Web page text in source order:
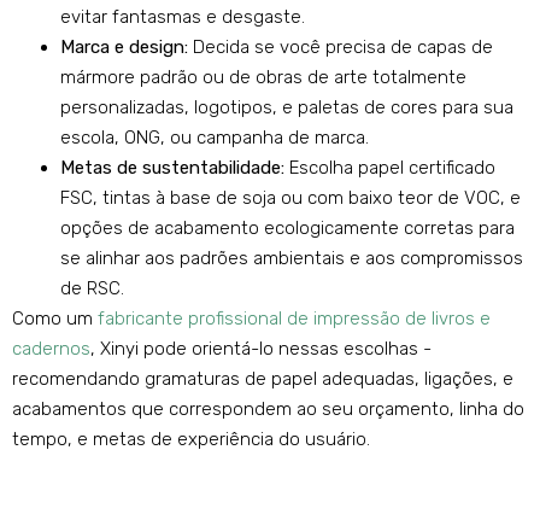
evitar fantasmas e desgaste.
Marca e design: Decida se você precisa de capas de
mármore padrão ou de obras de arte totalmente
personalizadas, logotipos, e paletas de cores para sua
escola, ONG, ou campanha de marca.
Metas de sustentabilidade: Escolha papel certificado
FSC, tintas à base de soja ou com baixo teor de VOC, e
opções de acabamento ecologicamente corretas para
se alinhar aos padrões ambientais e aos compromissos
de RSC.
Como um fabricante profissional de impressão de livros e
cadernos, Xinyi pode orientá-lo nessas escolhas -
recomendando gramaturas de papel adequadas, ligações, e
acabamentos que correspondem ao seu orçamento, linha do
tempo, e metas de experiência do usuário.